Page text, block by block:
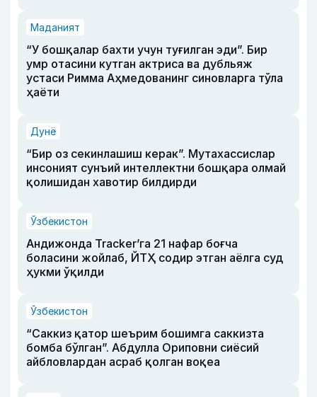
Маданият
“У бошқалар бахти учун туғилган эди”. Бир
умр отасини кутган актриса ва дубльяж
устаси Римма Аҳмедованинг синовларга тўла
ҳаёти
Дунё
“Бир оз секинлашиш керак”. Мутахассислар
инсоният сунъий интеллектни бошқара олмай
қолишидан хавотир билдирди
Ўзбекистон
Андижонда Tracker’га 21 нафар боғча
боласини жойлаб, ЙТҲ содир этган аёлга суд
ҳукми ўқилди
Ўзбекистон
“Саккиз қатор шеърим бошимга саккизта
бомба бўлган”. Абдулла Ориповни сиёсий
айбловлардан асраб қолган воқеа